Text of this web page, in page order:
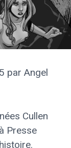
par Angel
Cullen
Presse